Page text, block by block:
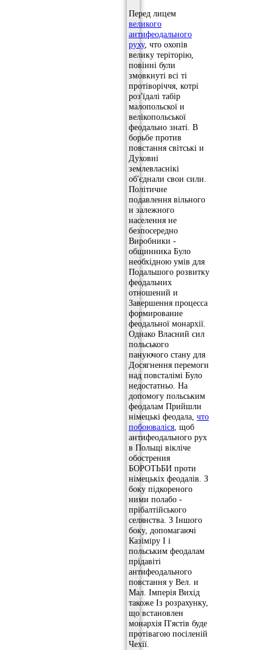
Перед лицем
великого
антифеодального
руху, что охопів
велику теріторію,
повінні були
змовкнуті всі ті
протіворіччя, котрі
роз'їдалі табір
малопольскої и
велікопольської
феодально знаті. В
борьбе против
повстання світські и
Духовні
землевласнікі
об'єднали свои сили.
Політичне
подавлення вільного
и залежного
населення не
безпосередно
Виробники -
общинника Було
необхідною умів для
Подальшого розвитку
феодальних
отношений и
Завершення процесса
формирование
феодальної монархії.
Однако Власний сил
польського
пануючого стану для
Досягнення перемоги
над повсталімі Було
недостатньо. На
допомогу польським
феодалам Прийшли
німецькі феодала, что
побоюваліся, щоб
антифеодального рух
в Польщі вікліче
обострения
БОРОТЬБИ проти
німецькіх феодалів. З
боку підкореного
ними полабо -
прібалтійського
селянства. З Іншого
боку, допомагаючі
Казіміру І і
польським феодалам
прідавіті
антифеодального
повстання у Вел. и
Мал. Імперія Вихід
такоже Із розрахунку,
що встановлен
монархія П'ястів буде
протівагою посіленій
Чехії.